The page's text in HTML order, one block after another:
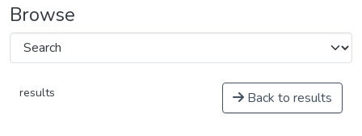
Browse
results Back to results